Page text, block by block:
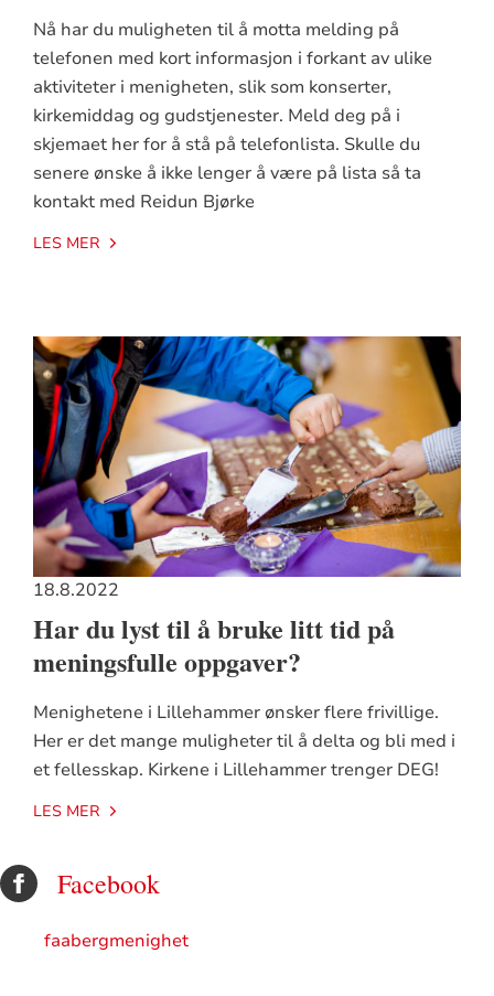
Nå har du muligheten til å motta melding på
telefonen med kort informasjon i forkant av ulike
aktiviteter i menigheten, slik som konserter,
kirkemiddag og gudstjenester. Meld deg på i
skjemaet her for å stå på telefonlista. Skulle du
senere ønske å ikke lenger å være på lista så ta
kontakt med Reidun Bjørke
LES MER
18.8.2022
Har du lyst til å bruke litt tid på
meningsfulle oppgaver?
Menighetene i Lillehammer ønsker flere frivillige.
Her er det mange muligheter til å delta og bli med i
et fellesskap. Kirkene i Lillehammer trenger DEG!
LES MER
Facebook
faabergmenighet